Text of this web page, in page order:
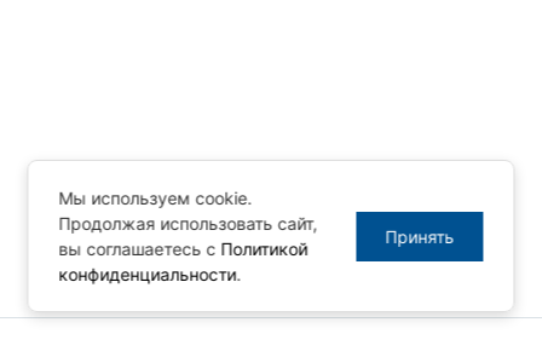
Мы используем cookie.
Продолжая использовать сайт,
вы соглашаетесь с Политикой
конфиденциальности.
Принять